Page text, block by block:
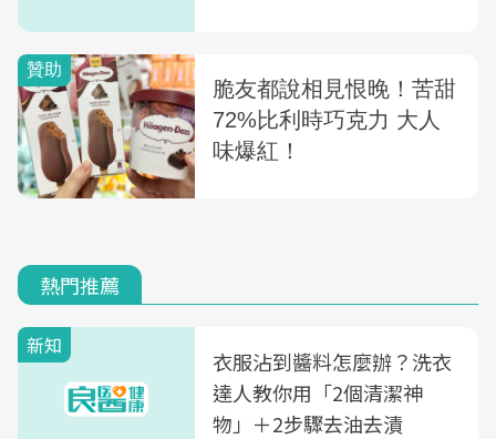
熱門推薦
新知
衣服沾到醬料怎麼辦？洗衣
達人教你用「2個清潔神
物」＋2步驟去油去漬